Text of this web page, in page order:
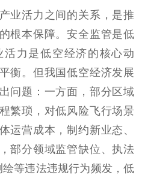
社科
通知
成果集萃
资料下载
宣传
宣传
新闻发布
品牌栏目
文艺
活力之间的关系，是推
根本保障。安全监管是低
力是低空经济的核心动
衡。但我国低空经济发展
问题：一方面，部分区域
繁琐，对低风险飞行场景
运营成本，制约新业态、
部分领域监管缺位、执法
绘等违法违规行为频发，低